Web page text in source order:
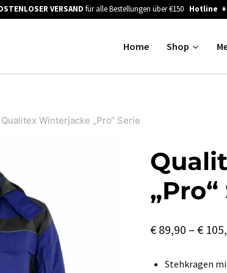
VERSAND für alle Bestellungen über €150 Hotline
Home Shop
Qualitex Winterjacke „Pro“ Serie
€89,90 – €
Stehkragen